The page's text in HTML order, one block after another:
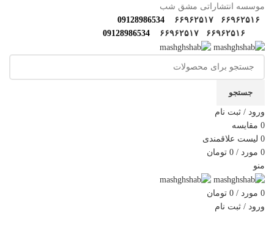
موسسه انتشاراتی مشق شب
۶۶۹۶۲۵۱۶
۶۶۹۶۲۵۱۷
09128986534
۶۶۹۶۲۵۱۶
۶۶۹۶۲۵۱۷ 09128986534
جستجو
ورود / ثبت نام
0 مقایسه
0 لیست علاقمندی
0 مورد /
0 تومان
منو
0 مورد /
0 تومان
ورود / ثبت نام